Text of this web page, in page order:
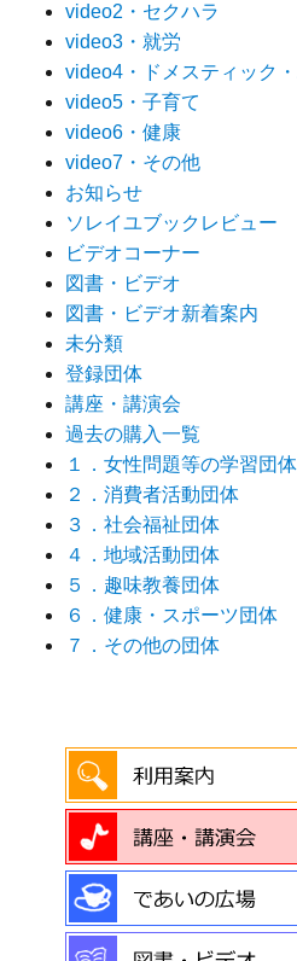
video2・セクハラ
video3・就労
video4・ドメスティック
video5・子育て
video6・健康
video7・その他
お知らせ
ソレイユブックレビュー
ビデオコーナー
図書・ビデオ
図書・ビデオ新着案内
未分類
登録団体
講座・講演会
過去の購入一覧
１．女性問題等の学習団体
２．消費者活動団体
３．社会福祉団体
４．地域活動団体
５．趣味教養団体
６．健康・スポーツ団体
７．その他の団体